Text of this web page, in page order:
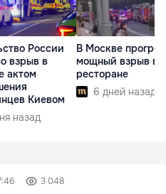
России
взрыв в
актом
Киевом
назад
В Москве
мощный взрыв в
ресторане
6 дней назад
3 048